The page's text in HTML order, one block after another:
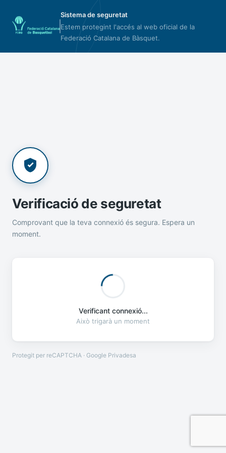
Sistema de seguretat
Estem protegint l'accés al web oficial de la
Federació Catalana de Bàsquet.
Verificació de seguretat
Comprovant que la teva connexió és segura. Espera un
moment.
Verificant connexió...
Això trigarà un moment
Protegit per reCAPTCHA · Google Privadesa